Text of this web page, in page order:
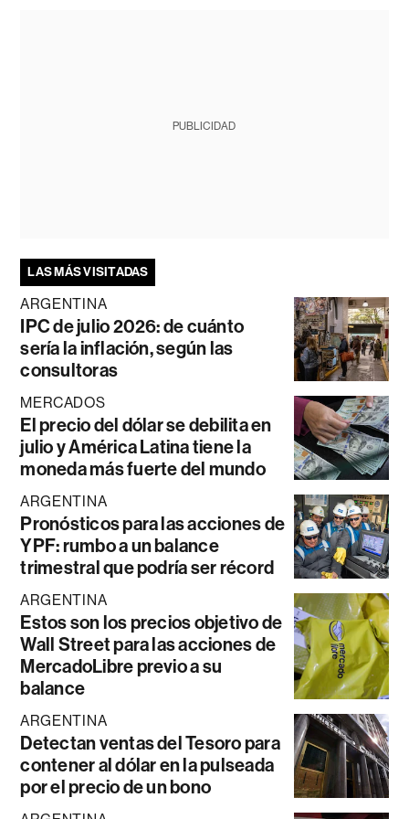
PUBLICIDAD
LAS MÁS VISITADAS
ARGENTINA
IPC de julio 2026: de cuánto
sería la inflación, según las
consultoras
MERCADOS
El precio del dólar se debilita en
julio y América Latina tiene la
moneda más fuerte del mundo
ARGENTINA
Pronósticos para las acciones de
YPF: rumbo a un balance
trimestral que podría ser récord
ARGENTINA
Estos son los precios objetivo de
Wall Street para las acciones de
MercadoLibre previo a su
balance
ARGENTINA
Detectan ventas del Tesoro para
contener al dólar en la pulseada
por el precio de un bono